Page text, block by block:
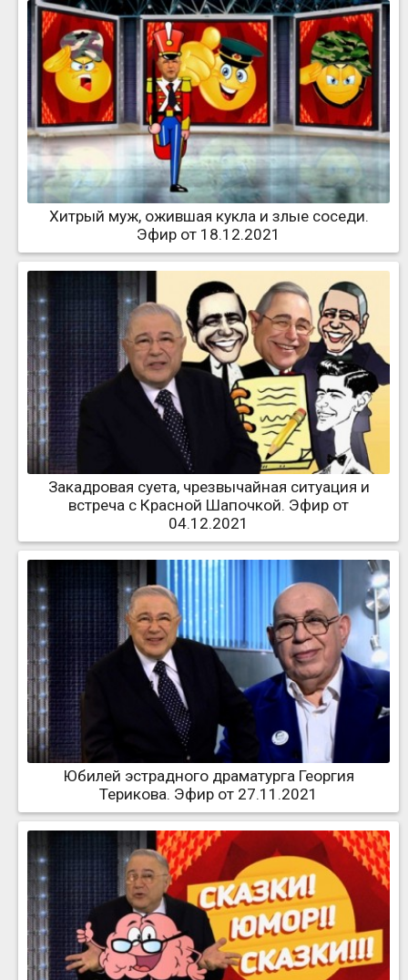
Хитрый муж, ожившая кукла и злые соседи.
Эфир от 18.12.2021
Закадровая суета, чрезвычайная ситуация и
встреча с Красной Шапочкой. Эфир от
04.12.2021
Юбилей эстрадного драматурга Георгия
Терикова. Эфир от 27.11.2021